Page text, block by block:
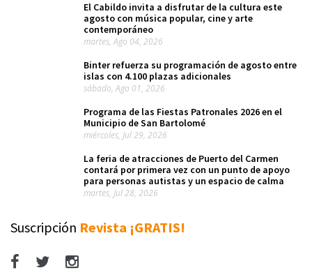
El Cabildo invita a disfrutar de la cultura este
agosto con música popular, cine y arte
contemporáneo
martes, Ago 04, 2026
Binter refuerza su programación de agosto entre
islas con 4.100 plazas adicionales
sábado, Ago 01, 2026
Programa de las Fiestas Patronales 2026 en el
Municipio de San Bartolomé
miércoles, Jul 29, 2026
La feria de atracciones de Puerto del Carmen
contará por primera vez con un punto de apoyo
para personas autistas y un espacio de calma
martes, Jul 28, 2026
Suscripción Revista ¡GRATIS!